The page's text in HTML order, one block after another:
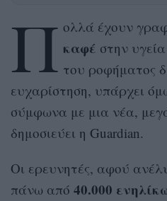
Π ολλά έχουν
καφέ στην
του ροφήματος
ευχαρίστηση, υπάρχει
σύμφωνα με μια νέα,
δημοσιεύει η Guardian.
Οι ερευνητές, αφού
πάνω από 40.000